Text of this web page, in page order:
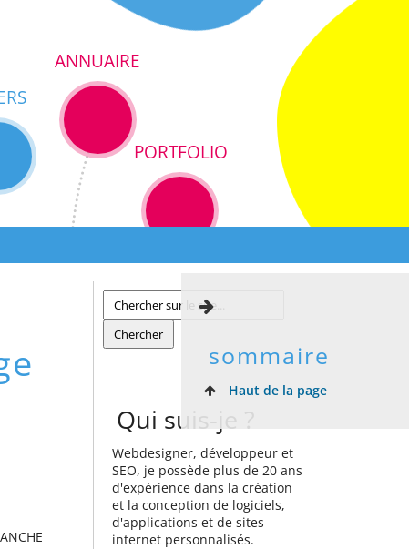
ANNUAIRE
PORTFOLIO
sommaire
Haut de la page
Qui suis-je ?
Webdesigner, développeur et
SEO, je possède plus de 20 ans
d'expérience dans la création
et la conception de logiciels,
d'applications et de sites
internet personnalisés.